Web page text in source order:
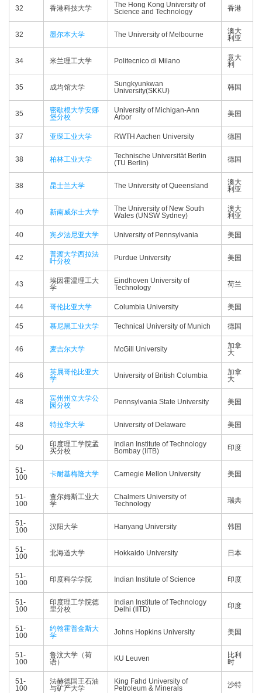
32 香港科技大学
The Hong Kong University of
Science and Technology
香港
32 墨尔本大学 The University of Melbourne
澳大
利亚
34 米兰理工大学 Politecnico di Milano
意大
利
35 成均馆大学
Sungkyunkwan
University(SKKU)
韩国
35
密歇根大学安娜
堡分校
University of Michigan-Ann
Arbor
美国
37 亚琛工业大学 RWTH Aachen University 德国
38 柏林工业大学
Technische Universität Berlin
(TU Berlin)
德国
38 昆士兰大学 The University of Queensland
澳大
利亚
40 新南威尔士大学
The University of New South
Wales (UNSW Sydney)
澳大
利亚
40 宾夕法尼亚大学 University of Pennsylvania 美国
42
普渡大学西拉法
叶分校
Purdue University 美国
43
埃因霍温理工大
学
Eindhoven University of
Technology
荷兰
44 哥伦比亚大学 Columbia University 美国
45 慕尼黑工业大学 Technical University of Munich 德国
46 麦吉尔大学 McGill University
加拿
大
46
英属哥伦比亚大
学
University of British Columbia
加拿
大
48
宾州州立大学公
园分校
Pennsylvania State University 美国
48 特拉华大学 University of Delaware 美国
50
印度理工学院孟
买分校
Indian Institute of Technology
Bombay (IITB)
印度
51-
100
卡耐基梅隆大学 Carnegie Mellon University 美国
51-
100
查尔姆斯工业大
学
Chalmers University of
Technology
瑞典
51-
100
汉阳大学 Hanyang University 韩国
51-
100
北海道大学 Hokkaido University 日本
51-
100
印度科学学院 Indian Institute of Science 印度
51-
100
印度理工学院德
里分校
Indian Institute of Technology
Delhi (IITD)
印度
51-
100
约翰霍普金斯大
学
Johns Hopkins University 美国
51-
100
鲁汶大学（荷
语）
KU Leuven
比利
时
51-
100
法赫德国王石油
与矿产大学
King Fahd University of
Petroleum & Minerals
沙特